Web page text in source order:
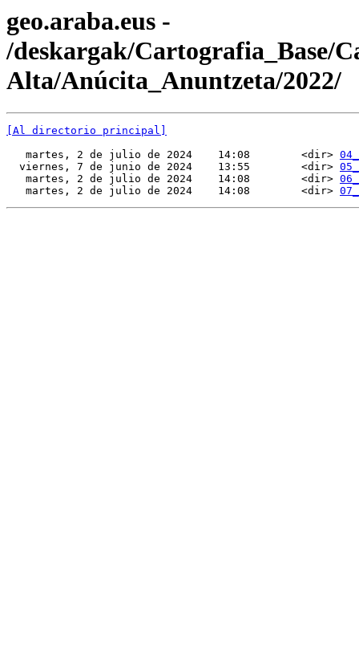
geo.araba.eus -
/deskargak/Cartografia_Base/
Alta/Anúcita_Anuntzeta/2022/
[Al directorio principal]
   martes, 2 de julio de 2024    14:08        <dir>
  viernes, 7 de junio de 2024    13:55        <dir>
   martes, 2 de julio de 2024    14:08        <dir>
   martes, 2 de julio de 2024    14:08        <dir>